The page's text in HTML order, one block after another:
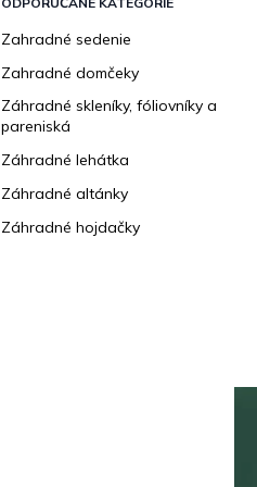
Zahradné sedenie
Zahradné domčeky
Záhradné skleníky, fóliovníky a
pareniská
Záhradné lehátka
Záhradné altánky
Záhradné hojdačky